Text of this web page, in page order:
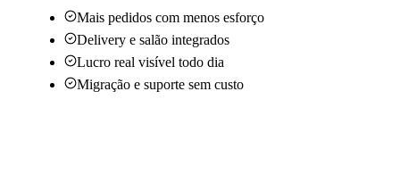
Mais pedidos com menos esforço
Delivery e salão integrados
Lucro real visível todo dia
Migração e suporte sem custo